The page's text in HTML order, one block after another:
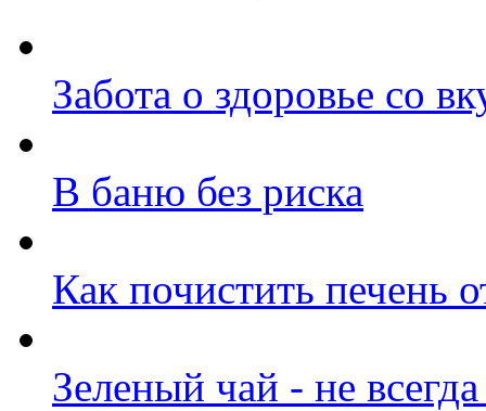
Забота о здоровье со
В баню без риска
Как почистить печень
Зеленый чай - не всегда